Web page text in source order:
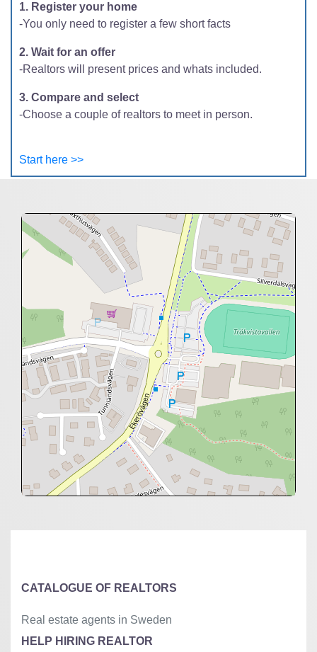
1. Register your home
-You only need to register a few short facts
2. Wait for an offer
-Realtors will present prices and whats included.
3. Compare and select
-Choose a couple of realtors to meet in person.
Start here >>
CATALOGUE OF REALTORS
Real estate agents in Sweden
HELP HIRING REALTOR